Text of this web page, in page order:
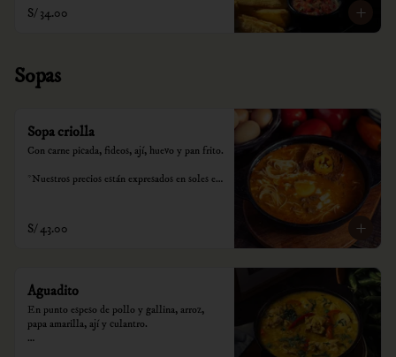
S/ 34.00
Sopas
Sopa criolla
Con carne picada, fideos, ají, huevo y pan frito.
*Nuestros precios están expresados en soles e
S/ 43.00
Aguadito
En punto espeso de pollo y gallina, arroz,
papa amarilla, ají y culantro.